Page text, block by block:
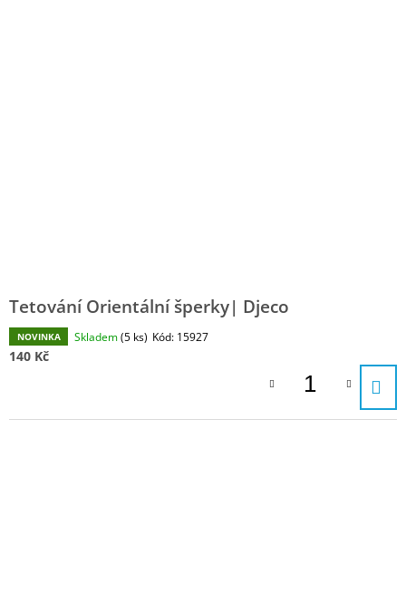
Tetování Orientální šperky| Djeco
NOVINKA Skladem(5 ks) Kód: 15927
140 Kč